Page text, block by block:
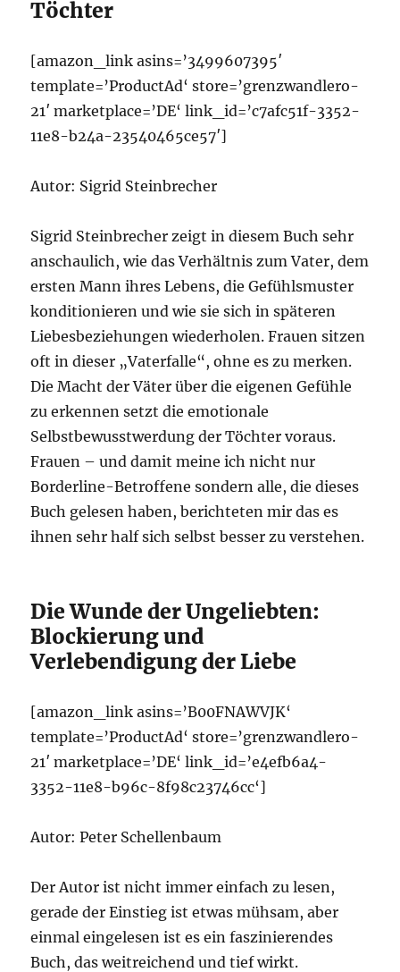
Töchter
[amazon_link asins=’3499607395′
template=’ProductAd‘ store=’grenzwandlero-
21′ marketplace=’DE‘ link_id=’c7afc51f-3352-
11e8-b24a-23540465ce57′]
Autor: Sigrid Steinbrecher
Sigrid Steinbrecher zeigt in diesem Buch sehr
anschaulich, wie das Verhältnis zum Vater, dem
ersten Mann ihres Lebens, die Gefühlsmuster
konditionieren und wie sie sich in späteren
Liebesbeziehungen wiederholen. Frauen sitzen
oft in dieser „Vaterfalle“, ohne es zu merken.
Die Macht der Väter über die eigenen Gefühle
zu erkennen setzt die emotionale
Selbstbewusstwerdung der Töchter voraus.
Frauen – und damit meine ich nicht nur
Borderline-Betroffene sondern alle, die dieses
Buch gelesen haben, berichteten mir das es
ihnen sehr half sich selbst besser zu verstehen.
Die Wunde der Ungeliebten:
Blockierung und
Verlebendigung der Liebe
[amazon_link asins=’B00FNAWVJK‘
template=’ProductAd‘ store=’grenzwandlero-
21′ marketplace=’DE‘ link_id=’e4efb6a4-
3352-11e8-b96c-8f98c23746cc‘]
Autor: Peter Schellenbaum
Der Autor ist nicht immer einfach zu lesen,
gerade der Einstieg ist etwas mühsam, aber
einmal eingelesen ist es ein faszinierendes
Buch, das weitreichend und tief wirkt.